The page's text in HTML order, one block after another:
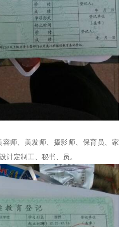
师、美发师、摄影师、保育员、家
计定制工、秘书、员。